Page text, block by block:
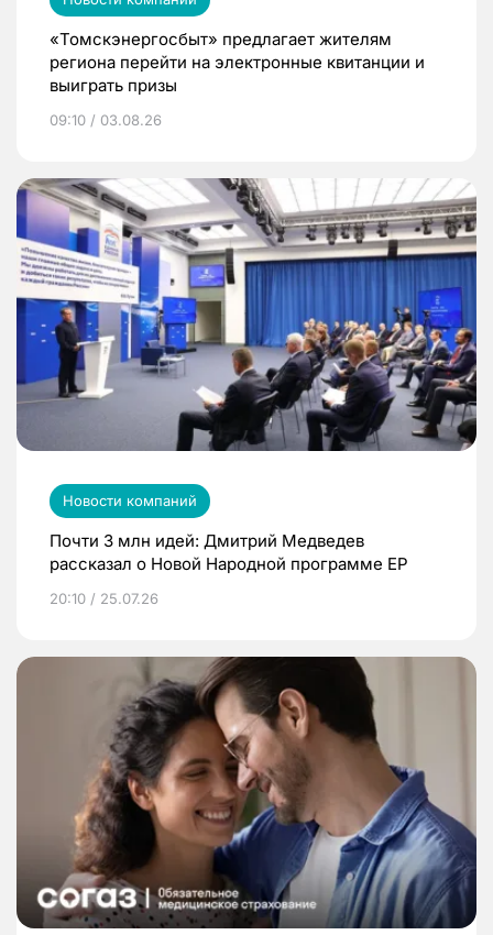
«Томскэнергосбыт» предлагает жителям
региона перейти на электронные квитанции и
выиграть призы
09:10 / 03.08.26
Новости компаний
Почти 3 млн идей: Дмитрий Медведев
рассказал о Новой Народной программе ЕР
20:10 / 25.07.26